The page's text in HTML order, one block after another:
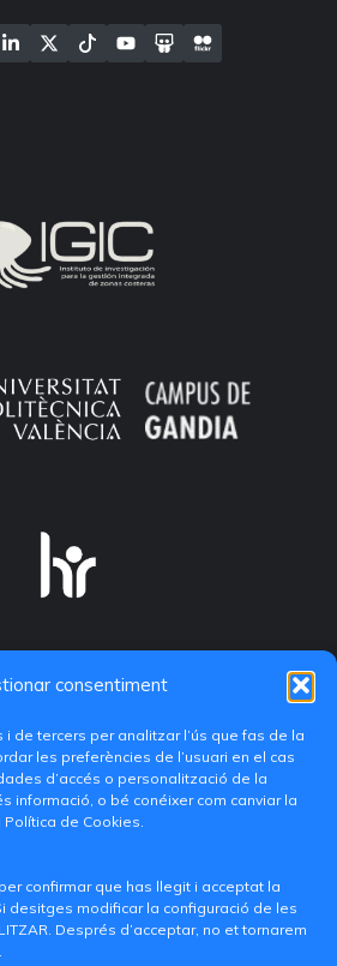
consentiment
de tercers per analitzar l’ús que fas de la
les preferències de l’usuari en el cas
d’accés o personalització de la
informació, o bé conéixer com canviar la
de Cookies.
confirmar que has llegit i acceptat la
desitges modificar la configuració de les
Després d’acceptar, no et tornarem
1 - 46730 Grau de Gandia
+34 962849333